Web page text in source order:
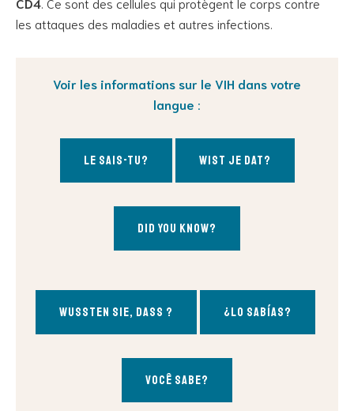
les attaques des maladies et autres infections.
Voir les informations sur le VIH dans votre
langue :
Le sais-tu? Wist je dat?
Did you know?
Wussten Sie, dass ? ¿Lo sabías?
Você sabe?